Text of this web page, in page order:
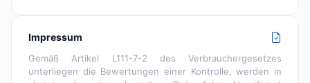
Impressum
Gemäß Artikel L111-7-2 des Verbrauchergesetzes
unterliegen die Bewertungen einer Kontrolle, werden in